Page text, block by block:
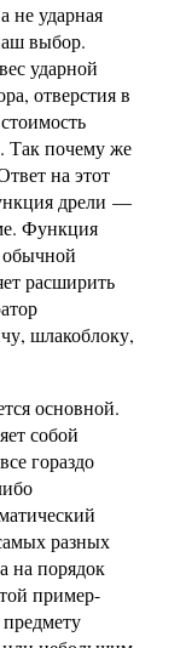
не ударная
выбор.
ударной
отверстия в
Так почему же
на этот
дрели —
Функция
обычной
расширить
шлакоблоку,
основной.
собой
гораздо
разных
на порядок
пример-